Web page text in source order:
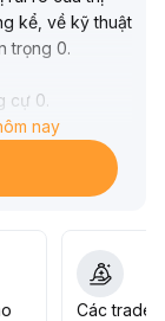
kể, về kỹ thuật
trọng 0.
cự 0
có thể tăng lên
theo dõi sát
nay
Các trader